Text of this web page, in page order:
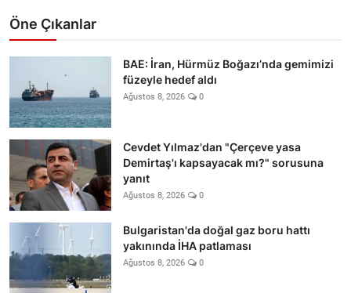
Öne Çıkanlar
BAE: İran, Hürmüz Boğazı’nda gemimizi
füzeyle hedef aldı
Ağustos 8, 2026 0
Cevdet Yılmaz'dan "Çerçeve yasa
Demirtaş'ı kapsayacak mı?" sorusuna
yanıt
Ağustos 8, 2026 0
Bulgaristan'da doğal gaz boru hattı
yakınında İHA patlaması
Ağustos 8, 2026 0